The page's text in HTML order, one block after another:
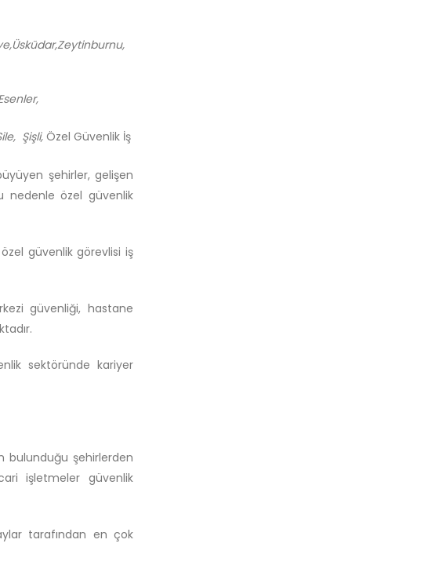
Şişli, Özel Güvenlik İş
şehirler, gelişen
nedenle özel güvenlik
güvenlik görevlisi iş
güvenliği, hastane
sektöründe kariyer
bulunduğu şehirlerden
işletmeler güvenlik
tarafından en çok